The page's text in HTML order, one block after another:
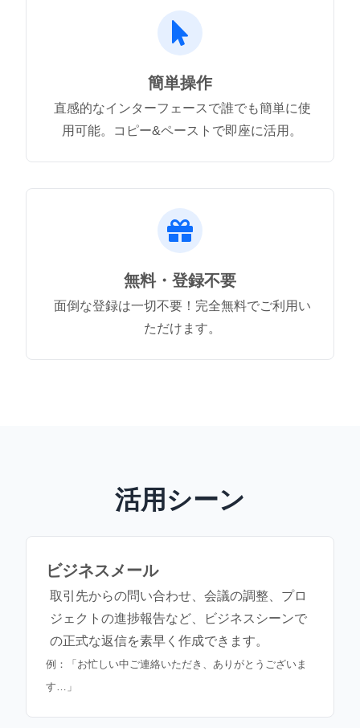
簡単操作
直感的なインターフェースで誰でも簡単に使
用可能。コピー&ペーストで即座に活用。
無料・登録不要
面倒な登録は一切不要！完全無料でご利用い
ただけます。
活用シーン
ビジネスメール
取引先からの問い合わせ、会議の調整、プロ
ジェクトの進捗報告など、ビジネスシーンで
の正式な返信を素早く作成できます。
例：「お忙しい中ご連絡いただき、ありがとうございま
す…」